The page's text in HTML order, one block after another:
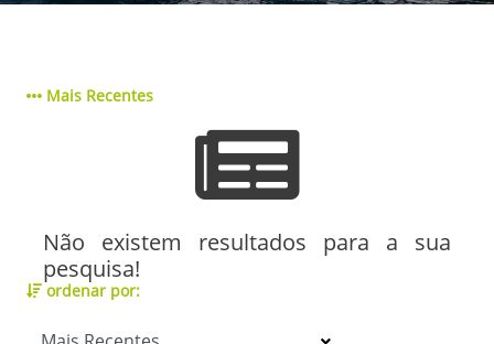
Mais Recentes
Não existem resultados para a sua
pesquisa!
ordenar por: